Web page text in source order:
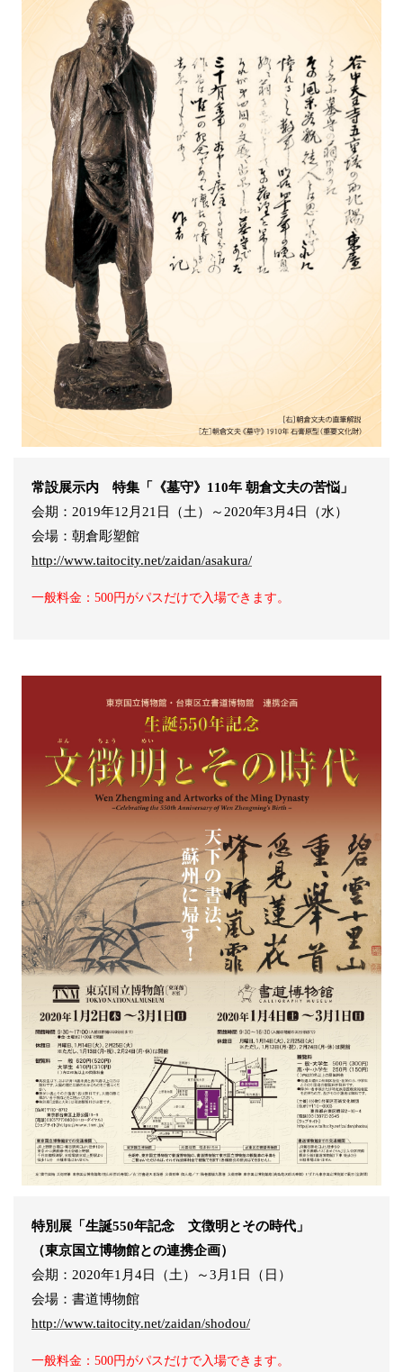
常設展示内 特集「《墓守》110年 朝倉文夫の苦悩」
会期：2019年12月21日（土）～2020年3月4日（水）
会場：朝倉彫塑館
http://www.taitocity.net/zaidan/asakura/
一般料金：500円がパスだけで入場できます。
特別展「生誕550年記念 文徴明とその時代」
（東京国立博物館との連携企画）
会期：2020年1月4日（土）～3月1日（日）
会場：書道博物館
http://www.taitocity.net/zaidan/shodou/
一般料金：500円がパスだけで入場できます。